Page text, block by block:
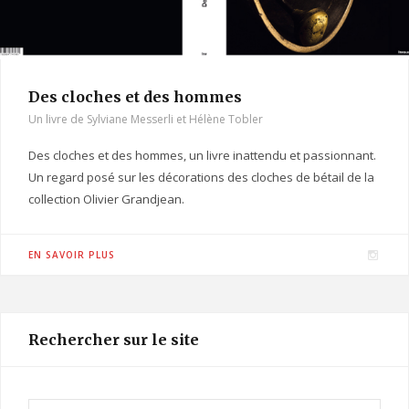
Des cloches et des hommes
Un livre de Sylviane Messerli et Hélène Tobler
Des cloches et des hommes, un livre inattendu et passionnant.
Un regard posé sur les décorations des cloches de bétail de la
collection Olivier Grandjean.
EN SAVOIR PLUS
I
r
Rechercher sur le site